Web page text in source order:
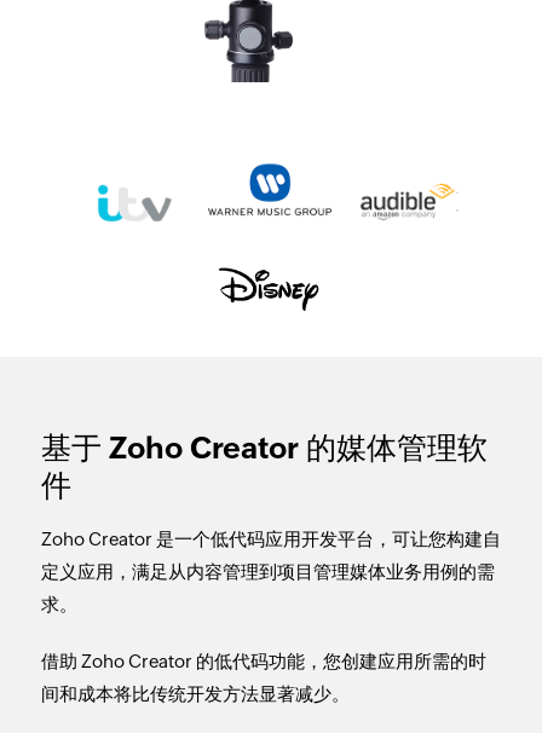
基于 Zoho Creator 的媒体管理软
件
Zoho Creator 是一个低代码应用开发平台，可让您构建自
定义应用，满足从内容管理到项目管理媒体业务用例的需
求。
借助 Zoho Creator 的低代码功能，您创建应用所需的时
间和成本将比传统开发方法显著减少。